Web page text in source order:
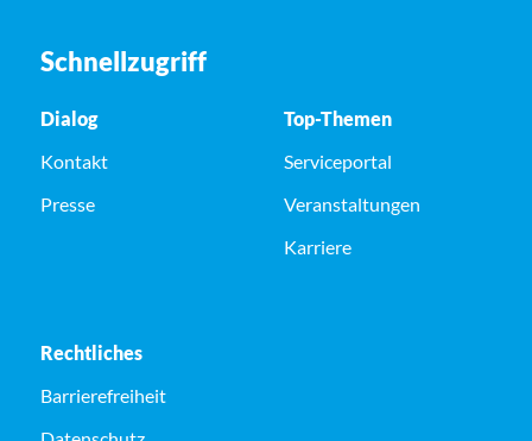
Schnellzugriff
Dialog
Kontakt
Presse
Top-Themen
Serviceportal
Veranstaltungen
Karriere
Rechtliches
Barrierefreiheit